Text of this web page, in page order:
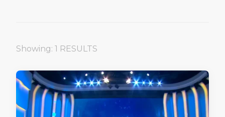
Showing: 1 RESULTS